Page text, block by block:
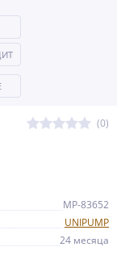
(0)
MP-83652
UNIPUMP
24 месяца